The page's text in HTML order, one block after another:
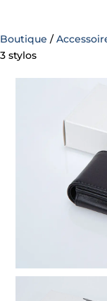
Boutique /
3 stylos